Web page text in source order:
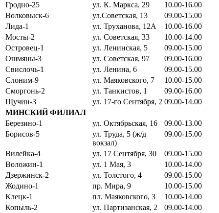
Гродно-25 ул. К. Маркса, 29
10.00-16.00
Волковыск-6
ул.Советская, 13
09.00-15.00
Лида-1
ул. Труханова, 12А
10.00-16.00
Мосты-2
ул. Советская, 33
10.00-14.00
Островец-1
ул. Ленинская, 5
09.00-15.00
Ошмяны-3
ул. Советская, 97
09.00-16.00
Свислочь-1
ул. Ленина, 6
09.00-15.00
Слоним-9
ул. Маяковского, 7
10.00-15.00
Сморгонь-2
ул. Танкистов, 1
09.00-16.00
Щучин-3
ул. 17-го Сентября, 2 09.00-14.00
МИНСКИЙ ФИЛИАЛ
Березино-1
ул. Октябрьская, 16
09.00-13.00
Борисов-5
ул. Труда, 5 (ж/д
вокзал)
09.00-15.00
Вилейка-4 ул. 17 Сентября, 30
09.00-15.00
Воложин-1
ул. 1 Мая, 3
10.00-14.00
Дзержинск-2
ул. Толстого, 4
09.00-15.00
Жодино-1
пр. Мира, 9
10.00-15.00
Клецк-1
пл. Маяковского, 3
10.00-14.00
Копыль-2
ул. Партизанская, 2
09.00-14.00